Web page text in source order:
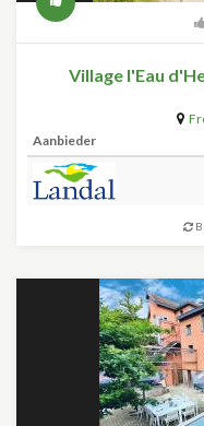
Village l'Eau
Aanbieder